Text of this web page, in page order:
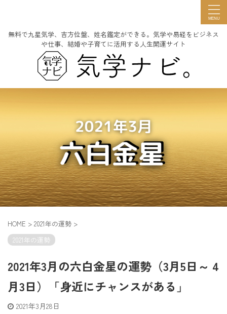
無料で九星気学、吉方位盤、姓名鑑定ができる。気学や易経をビジネス
や仕事、結婚や子育てに活用する人生開運サイト
HOME > 2021年の運勢 >
2021年の運勢
2021年3月の六白金星の運勢（3月5日～ 4
月3日）「身近にチャンスがある」
2021年3月28日